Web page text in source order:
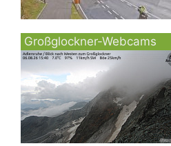
Großglockner-Webcams